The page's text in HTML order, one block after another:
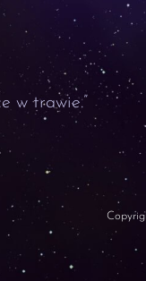
w trawie.”